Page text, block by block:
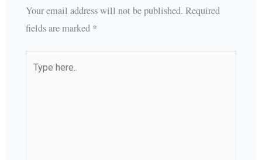
Your email address will not be published. Required
fields are marked *
here..